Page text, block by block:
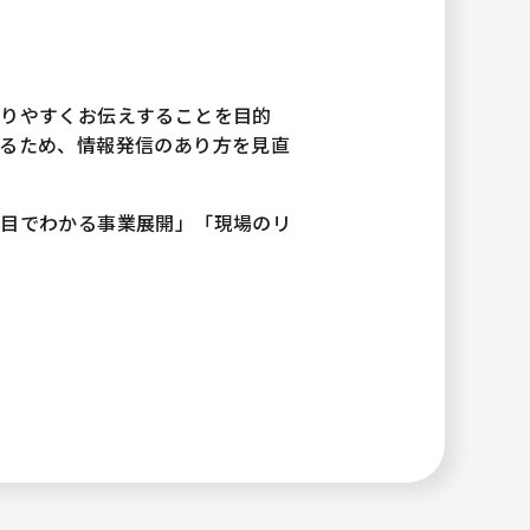
やすくお伝えすることを目的
ため、情報発信のあり方を見直
でわかる事業展開」「現場のリ